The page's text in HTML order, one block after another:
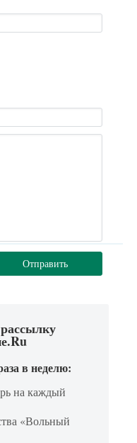
Отправить
в неделю:
на каждый
«Вольный